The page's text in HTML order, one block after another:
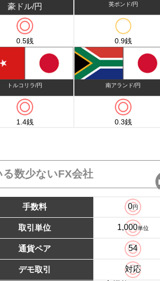
豪ドル/円 英ポンド/円
0.5銭 0.9銭
トルコリラ/円 南アランド/円
1.4銭 0.3銭
数少ないFX会社
手数料 0円
取引単位 1,000単位
通貨ペア 54
デモ取引 対応